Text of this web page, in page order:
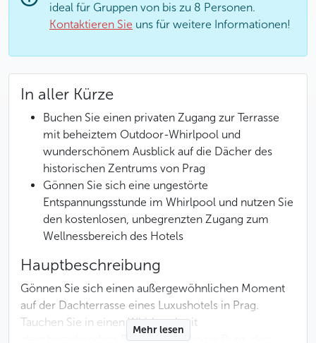
ideal für Gruppen von bis zu 8 Personen.
Kontaktieren Sie uns für weitere Informationen!
In aller Kürze
Buchen Sie einen privaten Zugang zur Terrasse
mit beheiztem Outdoor-Whirlpool und
wunderschönem Ausblick auf die Dächer des
historischen Zentrums von Prag
Gönnen Sie sich eine ungestörte
Entspannungsstunde im Whirlpool und nutzen Sie
den kostenlosen, unbegrenzten Zugang zum
Wellnessbereich des Hotels
Hauptbeschreibung
Gönnen Sie sich einen außergewöhnlichen Moment
auf der Dachterrasse eines Luxushotels in Prag.
Tauchen Sie in einen Whirlpool mit
atemberaubendem Blick auf die Prager Burg, den
Mehr lesen